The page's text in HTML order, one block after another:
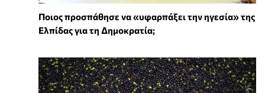
Ποιος προσπάθησε να «υφαρπάξει την ηγεσία» της
Ελπίδας για τη Δημοκρατία;